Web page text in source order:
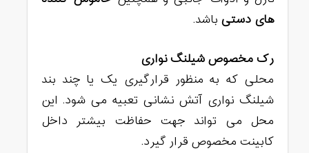
های دستی باشد.
رک مخصوص شیلنگ نواری
محلی که به منظور قرارگیری یک یا چند بند
شیلنگ نواری آتش نشانی تعبیه می شود. این
محل می تواند جهت حفاظت بیشتر داخل
کابینت مخصوص قرار گیرد.